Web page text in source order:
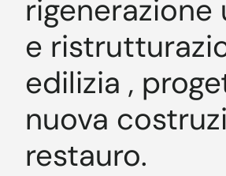
rigenerazione
e
edilizia ,
nuova
restauro.